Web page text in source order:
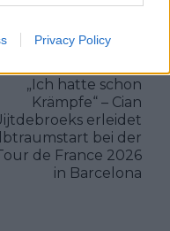
Privacy Policy
„Ich hatte schon
Krämpfe“ – Cian
erleidet
bei der
de France 2026
in Barcelona